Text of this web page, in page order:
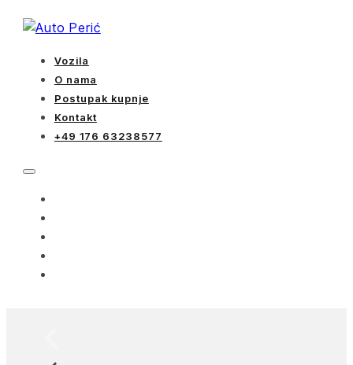
Vozila
O nama
Postupak kupnje
Kontakt
+49 176 63238577